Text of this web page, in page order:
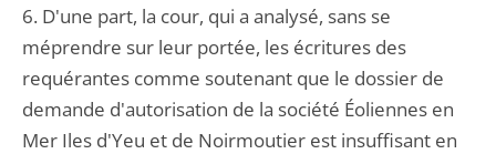
6. D'une part, la cour, qui a analysé, sans se
méprendre sur leur portée, les écritures des
requérantes comme soutenant que le dossier de
demande d'autorisation de la société Éoliennes en
Mer Iles d'Yeu et de Noirmoutier est insuffisant en